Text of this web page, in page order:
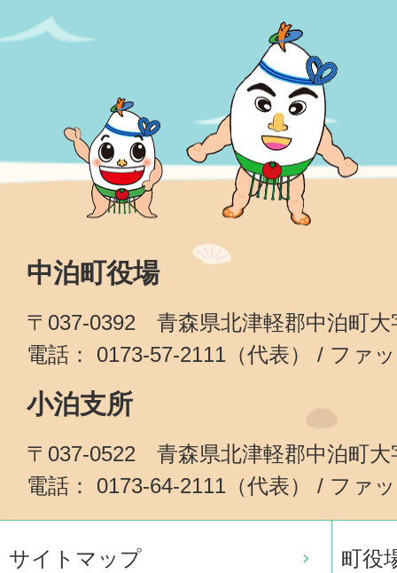
中泊町役場
〒037-0392 青森県北津軽郡中泊町大
電話： 0173-57-2111（代表） / ファ
小泊支所
〒037-0522 青森県北津軽郡中泊町大
電話： 0173-64-2111（代表） / ファ
サイトマップ 町役